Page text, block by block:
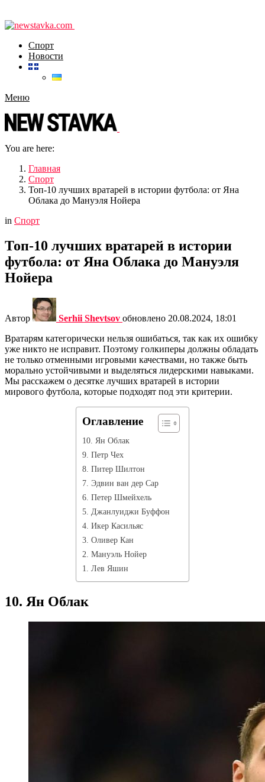
Спорт
Новости
Меню
You are here:
Главная
Спорт
Топ-10 лучших вратарей в истории футбола: от Яна
Облака до Мануэля Нойера
in Спорт
Топ-10 лучших вратарей в истории
футбола: от Яна Облака до Мануэля
Нойера
Автор Serhii Shevtsov обновлено 20.08.2024, 18:01
Вратарям категорически нельзя ошибаться, так как их ошибку
уже никто не исправит. Поэтому голкиперы должны обладать
не только отменными игровыми качествами, но также быть
морально устойчивыми и выделяться лидерскими навыками.
Мы расскажем о десятке лучших вратарей в истории
мирового футбола, которые подходят под эти критерии.
Оглавление
10. Ян Облак
9. Петр Чех
8. Питер Шилтон
7. Эдвин ван дер Сар
6. Петер Шмейхель
5. Джанлуиджи Буффон
4. Икер Касильяс
3. Оливер Кан
2. Мануэль Нойер
1. Лев Яшин
10. Ян Облак